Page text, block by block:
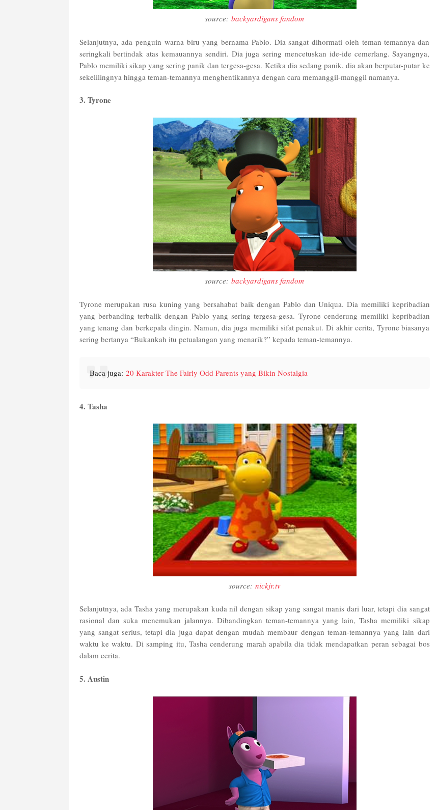
source: backyardigans fandom
Selanjutnya, ada penguin warna biru yang bernama Pablo. Dia sangat dihormati oleh teman-temannya dan
seringkali bertindak atas kemauannya sendiri. Dia juga sering mencetuskan ide-ide cemerlang. Sayangnya,
Pablo memiliki sikap yang sering panik dan tergesa-gesa. Ketika dia sedang panik, dia akan berputar-putar ke
sekelilingnya hingga teman-temannya menghentikannya dengan cara memanggil-manggil namanya.
3. Tyrone
source: backyardigans fandom
Tyrone merupakan rusa kuning yang bersahabat baik dengan Pablo dan Uniqua. Dia memiliki kepribadian
yang berbanding terbalik dengan Pablo yang sering tergesa-gesa. Tyrone cenderung memiliki kepribadian
yang tenang dan berkepala dingin. Namun, dia juga memiliki sifat penakut. Di akhir cerita, Tyrone biasanya
sering bertanya “Bukankah itu petualangan yang menarik?” kepada teman-temannya.
Baca juga: 20 Karakter The Fairly Odd Parents yang Bikin Nostalgia
4. Tasha
source: nickjr.tv
Selanjutnya, ada Tasha yang merupakan kuda nil dengan sikap yang sangat manis dari luar, tetapi dia sangat
rasional dan suka menemukan jalannya. Dibandingkan teman-temannya yang lain, Tasha memiliki sikap
yang sangat serius, tetapi dia juga dapat dengan mudah membaur dengan teman-temannya yang lain dari
waktu ke waktu. Di samping itu, Tasha cenderung marah apabila dia tidak mendapatkan peran sebagai bos
dalam cerita.
5. Austin